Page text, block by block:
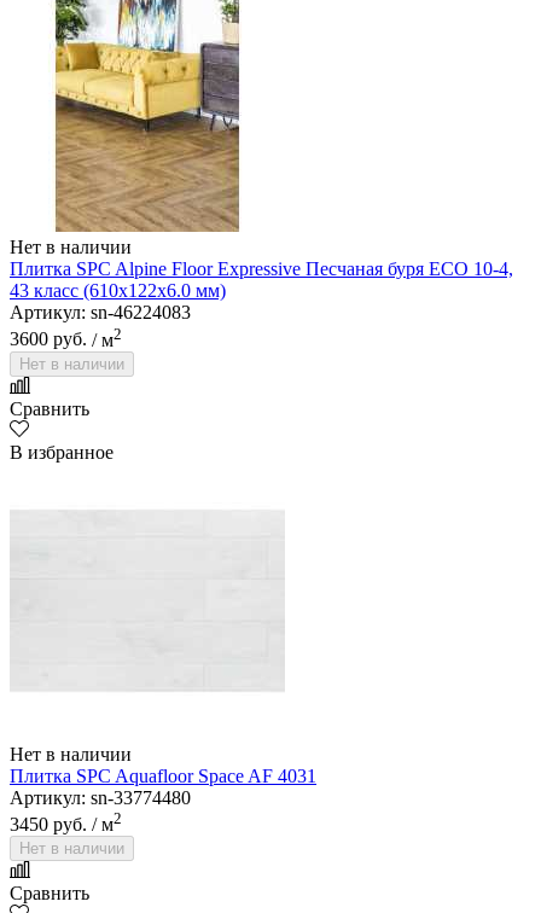
Нет в наличии
Плитка SPC Alpine Floor Expressive Песчаная буря ECO 10-4,
43 класс (610х122х6.0 мм)
Артикул: sn-46224083
3600 руб. / м2
Нет в наличии
Сравнить
В избранное
Нет в наличии
Плитка SPC Aquafloor Space AF 4031
Артикул: sn-33774480
3450 руб. / м2
Нет в наличии
Сравнить